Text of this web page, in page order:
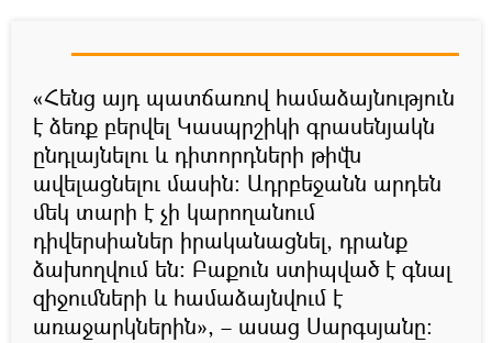
«Հենց այդ պատճառով համաձայնություն
է ձեռք բերվել Կասպրշիկի գրասենյակն
ընդլայնելու և դիտորդների թիվն
ավելացնելու մասին։ Ադրբեջանն արդեն
մեկ տարի է չի կարողանում
դիվերսիաներ իրականացնել, դրանք
ձախողվում են։ Բաքուն ստիպված է գնալ
զիջումների և համաձայնվում է
առաջարկներին», – ասաց Սարգսյանը։